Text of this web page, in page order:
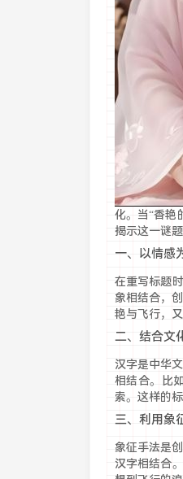
化。当“香艳
揭示这一谜题
一、以情感
在重写标题
象相结合，
艳与飞行，
二、结合文
汉字是中华
相结合。比
索。这样的
三、利用象
象征手法是
汉字相结合